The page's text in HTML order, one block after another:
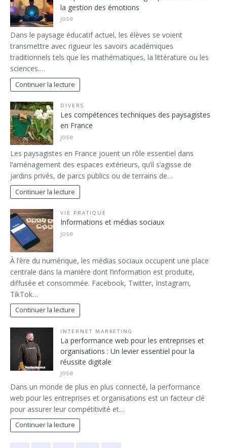
la gestion des émotions
jose
Dans le paysage éducatif actuel, les élèves se voient
transmettre avec rigueur les savoirs académiques
traditionnels tels que les mathématiques, la littérature ou les
sciences.…
Continuer la lecture
DIVERS
Les compétences techniques des paysagistes
en France
jose
Les paysagistes en France jouent un rôle essentiel dans
l’aménagement des espaces extérieurs, qu’il s’agisse de
jardins privés, de parcs publics ou de terrains de…
Continuer la lecture
VIE PRATIQUE
Informations et médias sociaux
jose
À l’ère du numérique, les médias sociaux occupent une place
centrale dans la manière dont l’information est produite,
diffusée et consommée. Facebook, Twitter, Instagram,
TikTok…
Continuer la lecture
INTERNET MARKETING
La performance web pour les entreprises et
organisations : Un levier essentiel pour la
réussite digitale
jose
Dans un monde de plus en plus connecté, la performance
web pour les entreprises et organisations est un facteur clé
pour assurer leur compétitivité et…
Continuer la lecture